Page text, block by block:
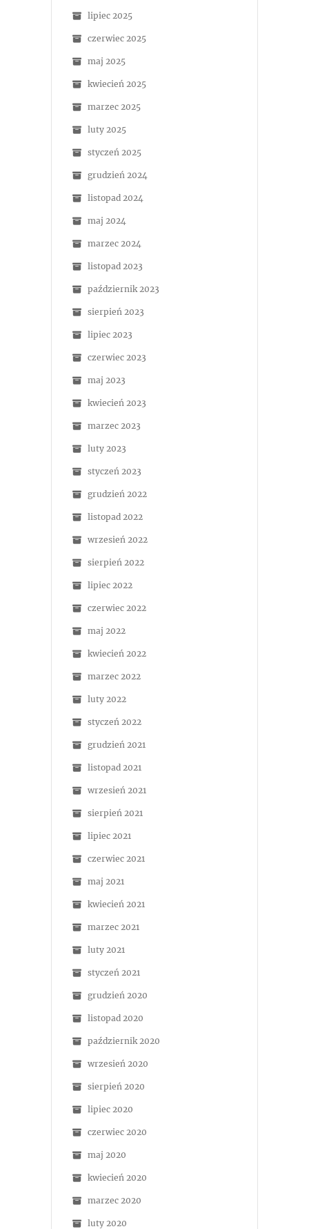
lipiec 2025
czerwiec 2025
maj 2025
kwiecień 2025
marzec 2025
luty 2025
styczeń 2025
grudzień 2024
listopad 2024
maj 2024
marzec 2024
listopad 2023
październik 2023
sierpień 2023
lipiec 2023
czerwiec 2023
maj 2023
kwiecień 2023
marzec 2023
luty 2023
styczeń 2023
grudzień 2022
listopad 2022
wrzesień 2022
sierpień 2022
lipiec 2022
czerwiec 2022
maj 2022
kwiecień 2022
marzec 2022
luty 2022
styczeń 2022
grudzień 2021
listopad 2021
wrzesień 2021
sierpień 2021
lipiec 2021
czerwiec 2021
maj 2021
kwiecień 2021
marzec 2021
luty 2021
styczeń 2021
grudzień 2020
listopad 2020
październik 2020
wrzesień 2020
sierpień 2020
lipiec 2020
czerwiec 2020
maj 2020
kwiecień 2020
marzec 2020
luty 2020